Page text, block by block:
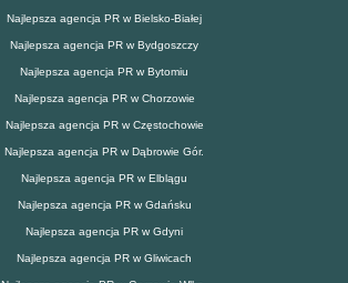
Najlepsza agencja PR w Bielsko-Białej
Najlepsza agencja PR w Bydgoszczy
Najlepsza agencja PR w Bytomiu
Najlepsza agencja PR w Chorzowie
Najlepsza agencja PR w Częstochowie
Najlepsza agencja PR w Dąbrowie Gór.
Najlepsza agencja PR w Elblągu
Najlepsza agencja PR w Gdańsku
Najlepsza agencja PR w Gdyni
Najlepsza agencja PR w Gliwicach